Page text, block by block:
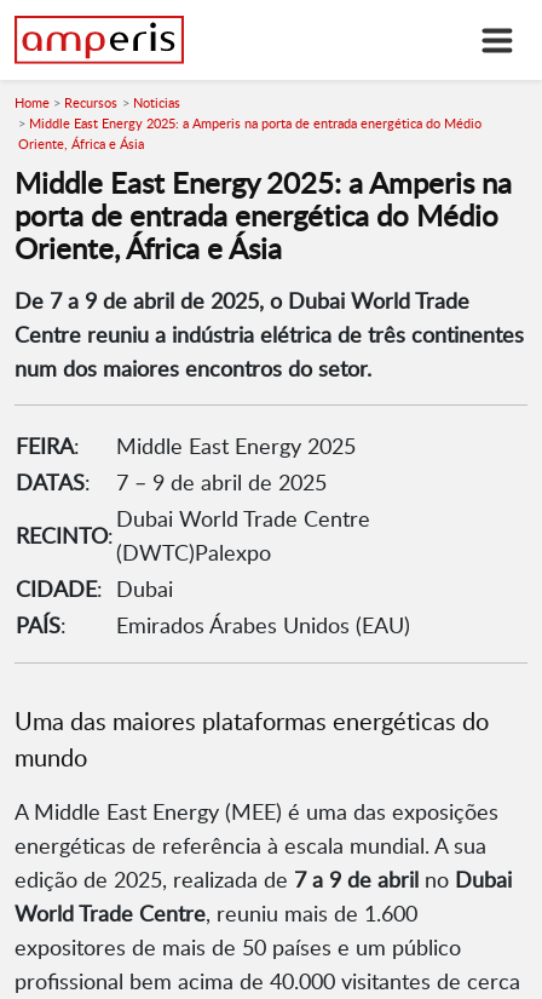
Home Recursos
Noticias
Middle East Energy 2025: a Amperis na porta de entrada energética do Médio
Oriente, África e Ásia
Middle East Energy 2025: a Amperis na
porta de entrada energética do Médio
Oriente, África e Ásia
De 7 a 9 de abril de 2025, o Dubai World Trade
Centre reuniu a indústria elétrica de três continentes
num dos maiores encontros do setor.
FEIRA:
Middle East Energy 2025
DATAS:
7 – 9 de abril de 2025
RECINTO:
Dubai World Trade Centre
(DWTC)Palexpo
CIDADE: Dubai
PAÍS: Emirados Árabes Unidos (EAU)
Uma das maiores plataformas energéticas do
mundo
A Middle East Energy (MEE) é uma das exposições
energéticas de referência à escala mundial. A sua
edição de 2025, realizada de 7 a 9 de abril no Dubai
World Trade Centre, reuniu mais de 1.600
expositores de mais de 50 países e um público
profissional bem acima de 40.000 visitantes de cerca